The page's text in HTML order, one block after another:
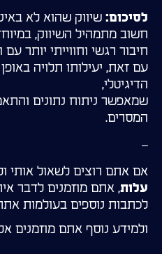
לסיכום: שיווק שהוא לא
חשוב מתמהיל השיווק,
חיבור רגשי וחווייתי יותר
עם זאת, יעילותו תלויה
הדיגיטלי,
שמאפשר ניתוח נתונים
המסרים.
–
אם אתם רוצים לשאול אותי
עלות, אתם מוזמנים לדבר
לכתבות נוספים בעולמות
ולמידע נוסף אתם מוזמנים